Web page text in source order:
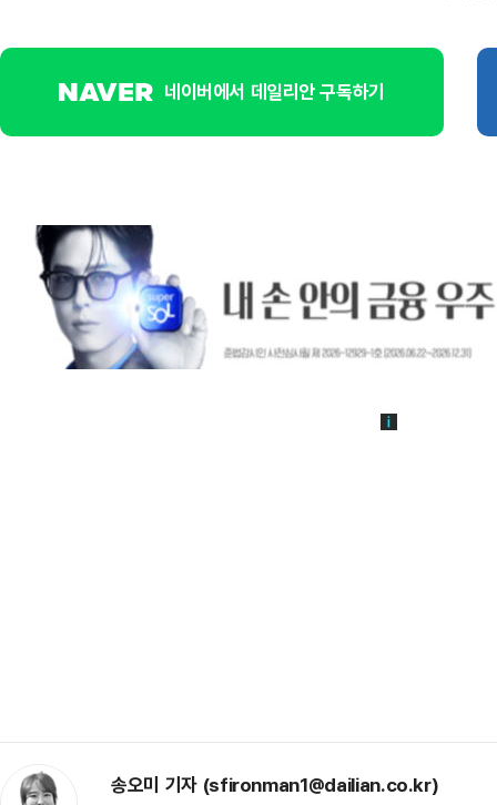
네이버에서 데일리안 구독하기
송오미 기자 (sfironman1@dailian.co.kr)